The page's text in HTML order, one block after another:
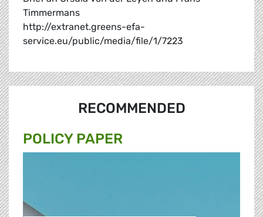
Timmermans
http://extranet.greens-efa-
service.eu/public/media/file/1/7223
RECOMMENDED
POLICY PAPER